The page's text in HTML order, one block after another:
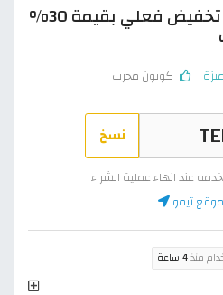
كود خصم تيمو 2026 تخفيض فعلي بقيمة 30%
كوبون مجرب
نسخ
عند انهاء عملية الشراء
موقع تيمو
منذ4 ساعة